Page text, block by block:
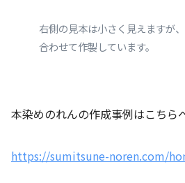
右側の見本は小さく見えますが
合わせて作製しています。
本染めのれんの作成事例はこちら
https://sumitsune-noren.com/